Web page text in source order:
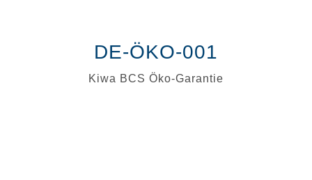
DE-ÖKO-001
Kiwa BCS Öko-Garantie